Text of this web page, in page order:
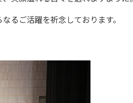
るご活躍を祈念しております。